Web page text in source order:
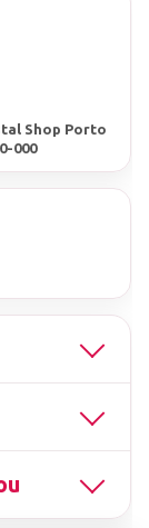
Shop Porto
000